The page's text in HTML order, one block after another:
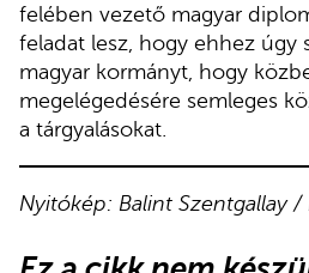
felében vezető magyar
feladat lesz, hogy ehhez úgy
magyar kormányt, hogy
megelégedésére semleges
a tárgyalásokat.
Nyitókép: Balint Szentgallay /